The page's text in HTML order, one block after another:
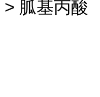
> 胍基丙酸